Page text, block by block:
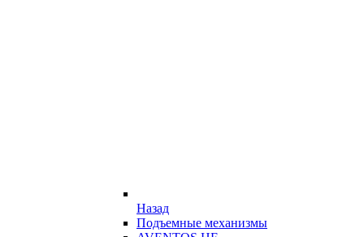
Назад
Подъемные механизмы